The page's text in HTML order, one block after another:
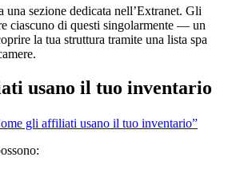
sezione dedicata nell’Extranet. Gli
ciascuno di questi singolarmente — un
la tua struttura tramite una lista spa
usano il tuo inventario
gli affiliati usano il tuo inventario”